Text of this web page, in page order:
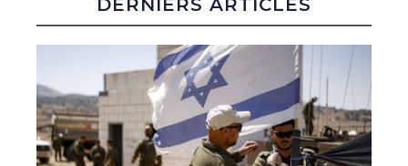
DERNIERS ARTICLES